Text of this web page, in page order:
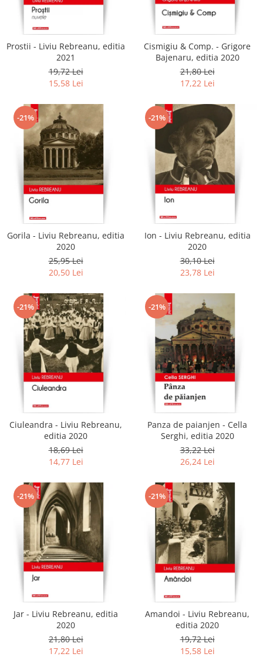
Literatura
Clasica
Contemporana
Universala
Non-fictiune
Calatorii
Memorii
Publicistica / Reportaje / Interviuri
Stiinte umaniste
Istorie
Sociologie si filozofie
Prostii - Liviu Rebreanu, editia
2021
19,72 Lei
15,58 Lei
Cismigiu & Comp. - Grigore
Bajenaru, editia 2020
21,80 Lei
17,22 Lei
-21%
Gorila - Liviu Rebreanu, editia
2020
25,95 Lei
20,50 Lei
-21%
Ion - Liviu Rebreanu, editia
2020
30,10 Lei
23,78 Lei
-21%
Ciuleandra - Liviu Rebreanu,
editia 2020
18,69 Lei
14,77 Lei
-21%
Panza de paianjen - Cella
Serghi, editia 2020
33,22 Lei
26,24 Lei
-21%
Jar - Liviu Rebreanu, editia
2020
21,80 Lei
17,22 Lei
-21%
Amandoi - Liviu Rebreanu,
editia 2020
19,72 Lei
15,58 Lei